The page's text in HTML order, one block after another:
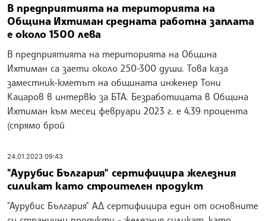
В предприятията на територията на
Община Ихтиман средната работна заплата
е около 1500 лева
В предприятията на територията на Община
Ихтиман са заети около 250-300 души. Това каза
заместник-кметът на общината инженер Тони
Кацаров в интервю за БТА. Безработицата в Община
Ихтиман към месец февруари 2023 г. е 4,39 процента
(спрямо брой
24.01.2023 09:43
"Аурубис България" сертифицира железния
силикат като строителен продукт
"Аурубис България" АД сертифицира един от основните